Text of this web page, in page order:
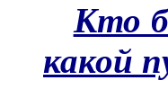
Кто
какой